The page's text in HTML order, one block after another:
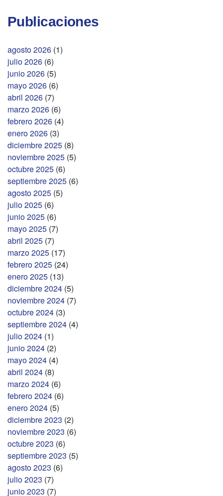
Publicaciones
agosto 2026 (1)
julio 2026 (6)
junio 2026 (5)
mayo 2026 (6)
abril 2026 (7)
marzo 2026 (6)
febrero 2026 (4)
enero 2026 (3)
diciembre 2025 (8)
noviembre 2025 (5)
octubre 2025 (6)
septiembre 2025 (6)
agosto 2025 (5)
julio 2025 (6)
junio 2025 (6)
mayo 2025 (7)
abril 2025 (7)
marzo 2025 (17)
febrero 2025 (24)
enero 2025 (13)
diciembre 2024 (5)
noviembre 2024 (7)
octubre 2024 (3)
septiembre 2024 (4)
julio 2024 (1)
junio 2024 (2)
mayo 2024 (4)
abril 2024 (8)
marzo 2024 (6)
febrero 2024 (6)
enero 2024 (5)
diciembre 2023 (2)
noviembre 2023 (6)
octubre 2023 (6)
septiembre 2023 (5)
agosto 2023 (6)
julio 2023 (7)
junio 2023 (7)